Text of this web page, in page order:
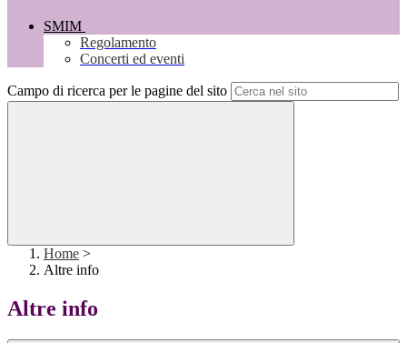
SMIM
Regolamento
Concerti ed eventi
Campo di ricerca per le pagine del sito
Home >
Altre info
Altre info